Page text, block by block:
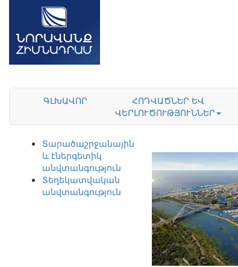
ԳԼԽԱՎՈՐ
ՀՈԴՎԱԾՆԵՐ ԵՎ
ՎԵՐԼՈՒԾՈՒԹՅՈՒՆՆԵՐ
Տարածաշրջանային
և էներգետիկ
անվտանգություն
Տեղեկատվական
անվտանգություն